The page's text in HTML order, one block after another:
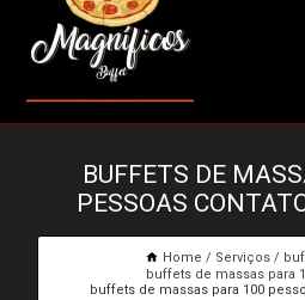
BUFFETS DE
PESSOAS
Home Serviços
buffets de massas para
buffets de massas para 100